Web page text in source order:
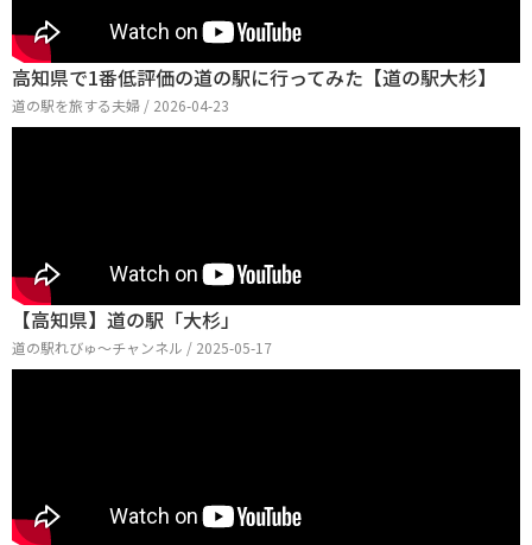
高知県で1番低評価の道の駅に行ってみた【道の駅大杉】
道の駅を旅する夫婦 / 2026-04-23
【高知県】道の駅「大杉」
道の駅れびゅ〜チャンネル / 2025-05-17